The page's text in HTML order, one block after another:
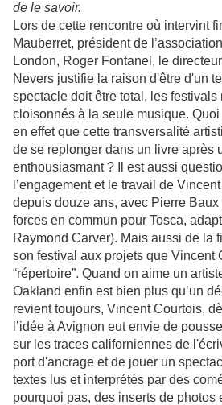
de le savoir.
Lors de cette rencontre où intervint
Mauberret, président de
London, Roger Fontanel, le
Nevers justifie la raison d'être d'un
spectacle doit être total, les festivals
cloisonnés à la seule musique.
en effet que cette transversalité
de se replonger dans un livre après
enthousiasmant ? Il est aussi
l’engagement et le travail de
depuis douze ans, avec Pierre
forces en commun pour Tosca,
Raymond Carver). Mais aussi de la
son festival aux projets que Vincent
“répertoire”. Quand on aime un
Oakland enfin est bien plus qu’un
revient toujours, Vincent Courtois,
l’idée à Avignon eut envie de
sur les traces californiennes de
port d'ancrage et de jouer un
textes lus et interprétés par des
pourquoi pas, des inserts de photos